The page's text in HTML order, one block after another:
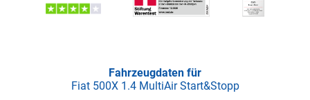
Fahrzeugdaten für
Fiat 500X 1.4 MultiAir Start&Stopp